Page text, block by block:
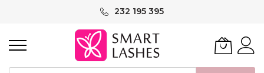
232 195 395